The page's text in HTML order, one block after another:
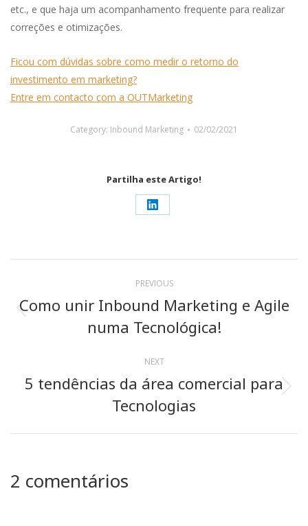
etc., e que haja um acompanhamento frequente para realizar
correções e otimizações.
Ficou com dúvidas sobre como medir o retorno do
investimento em marketing?
Entre em contacto com a OUTMarketing
Category: Inbound Marketing 02/02/2021
Partilha este Artigo!
Share
LinkedIn
navigation
PREVIOUS
Previous
post:
Como unir Inbound Marketing e Agile
numa Tecnológica!
NEXT
Next
post:
5 tendências da área comercial para
Tecnologias
2 comentários